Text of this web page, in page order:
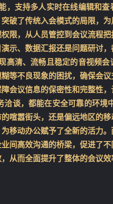
，支持多人实时在线编辑和
破了传统入会模式的局限，
限，从人员管控到会议流程
示、数据汇报还是问题研讨
高清、流畅且稳定的音视频
等不良现象的困扰，确保会议
会议信息的保密性和完整性
谈，都能在安全可靠的环境
喧嚣街头，还是偏远地区的
移动办公赋予了全新的活力
间高效沟通的桥梁，促进了
从而全面提升了整体的会议